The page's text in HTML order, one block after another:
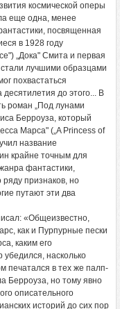
космической оперы
еще одна, менее
посвященная
в 1928 году
„Дока" Смита и первая
лучшими образцами
похвастаться
до этого... В
роман „Под лунами
Берроуза, который
Марса" („A Princess of
название
крайне точным для
фантастики,
ряду признаков, но
путают эти два
«Общеизвестно,
как и Пурпурные пески
каким его
убедился, насколько
печатался в тех же палп-
Берроуза, но тому явно
описательного
историй до сих пор